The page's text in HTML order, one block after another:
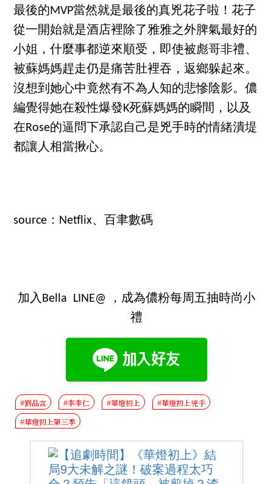
最後的MVP當然就是最後的真兇花子啦！花子
從一開始就是酒店裡除了雅雅之外脾氣最好的
小姐，什麼事都逆來順受，即使被彪哥非禮、
被蘇媽媽趕走仍是痛苦肚裡吞，返鄉躲起來。
沒想到她心中竟然有不為人知的悲慘陰影。儂
編覺得她在殺性爆發K死蘇媽媽的瞬間，以及
在Rose的逼問下承認自己是兇手時的情緒潰堤
都讓人相當揪心。
source：Netflix、百聿數碼
加入Bella LINE@ ，成為儂粉每周五抽時尚小
禮
#劉品言 #李李仁 #華燈初上
#華燈初上兇手
#華燈初上第三季